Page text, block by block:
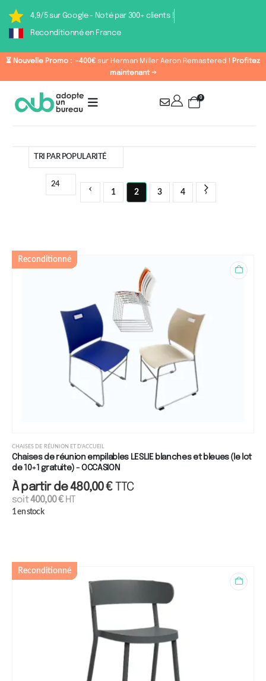
4,9/5 sur Google - Noté par 300+ clients !
Reconditionné en France
⏳ Nouvelle Promo : -400€ sur Herman Miller Aeron Remastered ! Profitez
maintenant →
0
1 2 3 4
Catégorie : Chaises de
réunion et d'accueil
Reconditionné
CHAISES DE RÉUNION ET D'ACCUEIL
Chaises de réunion empilables LESLIE blanches et bleues (le lot
de 10+1 gratuite) - OCCASION
À partir de480,00€ TTC
soit400,00€HT
1 en stock
Reconditionné